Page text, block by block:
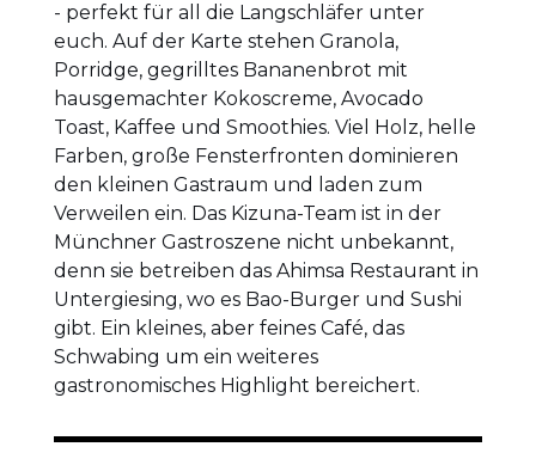
- perfekt für all die Langschläfer unter
euch. Auf der Karte stehen Granola,
Porridge, gegrilltes Bananenbrot mit
hausgemachter Kokoscreme, Avocado
Toast, Kaffee und Smoothies. Viel Holz, helle
Farben, große Fensterfronten dominieren
den kleinen Gastraum und laden zum
Verweilen ein. Das Kizuna-Team ist in der
Münchner Gastroszene nicht unbekannt,
denn sie betreiben das Ahimsa Restaurant in
Untergiesing, wo es Bao-Burger und Sushi
gibt. Ein kleines, aber feines Café, das
Schwabing um ein weiteres
gastronomisches Highlight bereichert.